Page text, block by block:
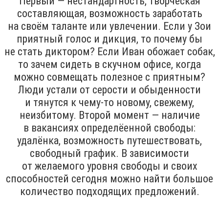
составляющая, возможность заработать
на своём таланте или увлечении. Если у Зои
приятный голос и дикция, то почему бы
не стать диктором? Если Иван обожает собак,
то зачем сидеть в скучном офисе, когда
можно совмещать полезное с приятным?
Люди устали от серости и обыденности
и тянутся к чему-то новому, свежему,
неизбитому. Второй момент — наличие
в вакансиях определёенной свободы:
удалёнка, возможность путешествовать,
свободный график. В зависимости
от желаемого уровня свободы и своих
способностей сегодня можно найти большое
количество подходящих предложений.